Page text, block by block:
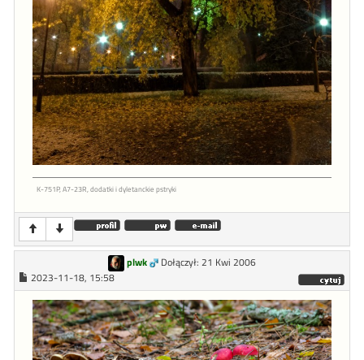
K-751P, A7-23R, dodatki i dyletanckie pstryki
plwk
Dołączył: 21 Kwi 2006
2023-11-18, 15:58